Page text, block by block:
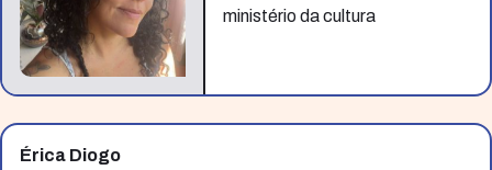
ministério da cultura
Érica Diogo